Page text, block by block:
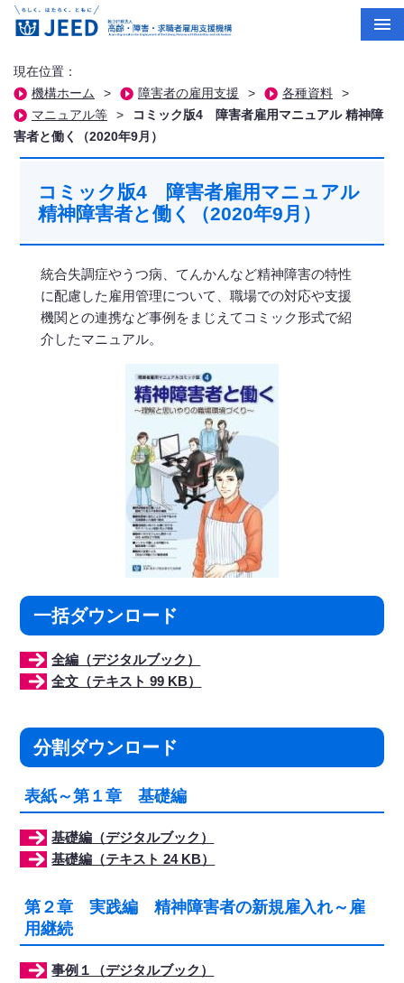
現在位置：
機構ホーム
> 障害者の雇用支援 > 各種資料
>
マニュアル等
>
コミック版4 障害者雇用マニュアル 精神障
害者と働く（2020年9月）
コミック版4 障害者雇用マニュアル
精神障害者と働く（2020年9月）
統合失調症やうつ病、てんかんなど精神障害の特性
に配慮した雇用管理について、職場での対応や支援
機関との連携など事例をまじえてコミック形式で紹
介したマニュアル。
一括ダウンロード
全編（デジタルブック）
全文（テキスト 99 KB）
分割ダウンロード
表紙～第１章 基礎編
基礎編（デジタルブック）
基礎編（テキスト 24 KB）
第２章 実践編 精神障害者の新規雇入れ～雇
用継続
事例１（デジタルブック）